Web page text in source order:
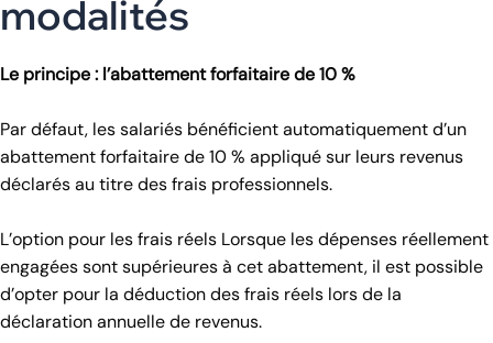
modalités
Le principe : l’abattement forfaitaire de 10 %
Par défaut, les salariés bénéficient automatiquement d’un
abattement forfaitaire de 10 % appliqué sur leurs revenus
déclarés au titre des frais professionnels.
L’option pour les frais réels Lorsque les dépenses réellement
engagées sont supérieures à cet abattement, il est possible
d’opter pour la déduction des frais réels lors de la
déclaration annuelle de revenus.